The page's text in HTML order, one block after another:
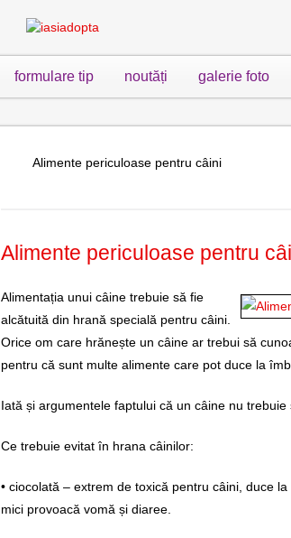
formulare tip noutăți galerie foto
Alimente periculoase pentru câini
Alimente periculoase pentru
Alimentația unui câine trebuie să fie
alcătuită din hrană specială pentru câini.
Orice om care hrănește un câine ar trebui să
pentru că sunt multe alimente care pot duce la
Iată și argumentele faptului că un câine nu
Ce trebuie evitat în hrana câinilor:
• ciocolată – extrem de toxică pentru câini, duce
mici provoacă vomă și diaree.